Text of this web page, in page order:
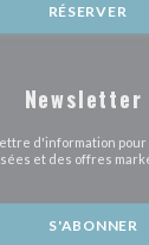
RÉSERVER
Newsletter
d'information
et des offres
S'ABONNER